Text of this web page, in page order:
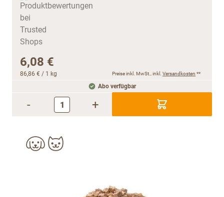
6,08 €
86,86 € / 1 kg Preise inkl. MwSt., inkl. Versandkosten **
Abo verfügbar
- +